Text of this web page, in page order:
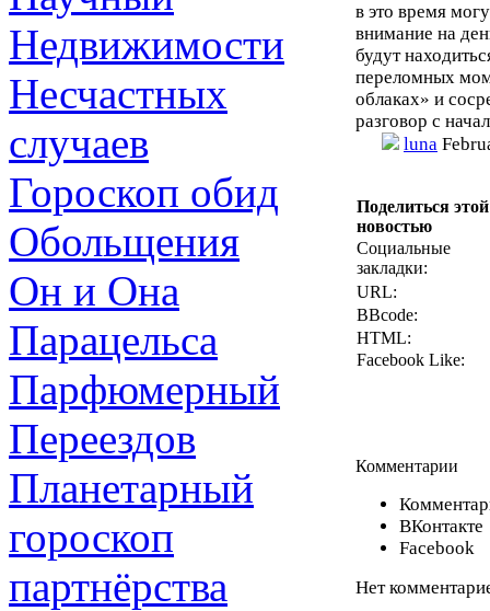
Недвижимости
Несчастных
случаев
Гороскоп обид
Обольщения
Он и Она
Парацельса
Парфюмерный
Переездов
Планетарный
гороскоп
партнёрства
в это время
внимание на
будут
переломных
облаках» и
разговор с
luna
Поделиться этой
новостью
Социальные
закладки:
URL:
BBcode:
HTML:
Facebook Like:
Комментарии
ВКонтакте
Facebook
Нет